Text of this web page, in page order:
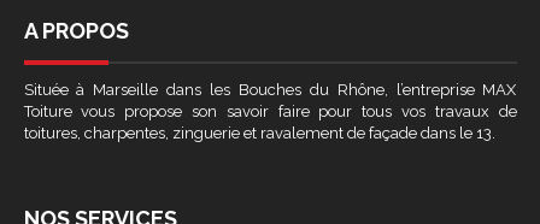
A PROPOS
Située à Marseille dans les Bouches du Rhône, l’entreprise MAX
Toiture vous propose son savoir faire pour tous vos travaux de
toitures, charpentes, zinguerie et ravalement de façade dans le 13.
NOS SERVICES